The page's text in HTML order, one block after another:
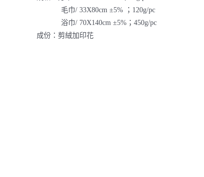
毛巾/ 33X80cm ±5% ；120g/pc
浴巾/ 70X140cm ±5%；450g/pc
成份：剪絨加印花